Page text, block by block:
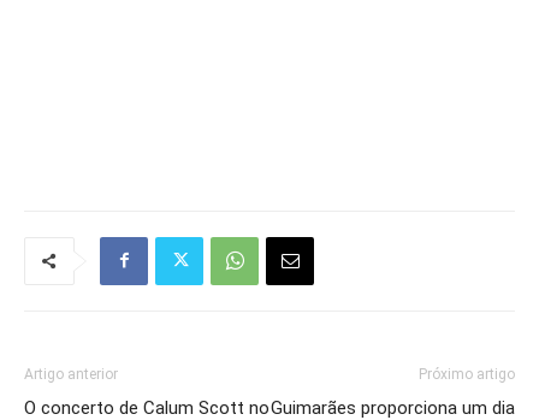
Artigo anterior
O concerto de Calum Scott no
Próximo artigo
Guimarães proporciona um dia